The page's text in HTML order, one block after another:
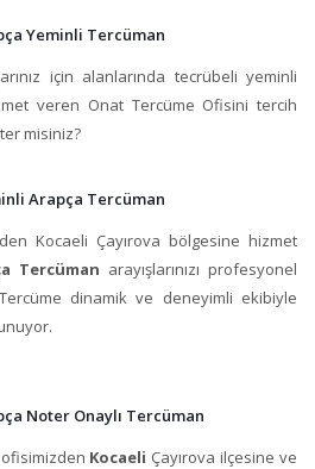
Yeminli Tercüman
için alanlarında tecrübeli yeminli
veren Onat Tercüme Ofisini tercih
misiniz?
Arapça Tercüman
Kocaeli Çayırova bölgesine hizmet
Tercüman arayışlarınızı profesyonel
dinamik ve deneyimli ekibiyle
Noter Onaylı Tercüman
ofisimizden Kocaeli Çayırova ilçesine ve